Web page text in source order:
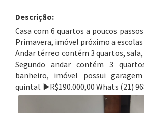
Descrição:
Casa com 6 quartos a poucos
Primavera, imóvel próximo a
Andar térreo contém 3 quartos,
Segundo andar contém 3
banheiro, imóvel possui
quintal. ▶️R$190.000,00 Whats (21)